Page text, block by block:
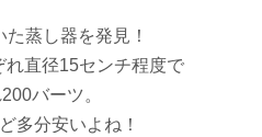
蒸し器を発見！
れ直径15センチ程度で
バーツ。
多分安いよね！